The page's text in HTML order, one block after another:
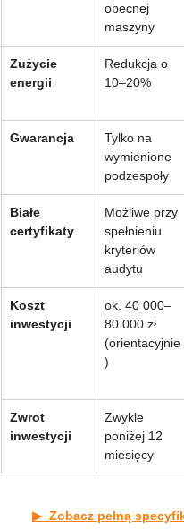
obecnej
maszyny
Zużycie
energii
Redukcja o
10–20%
Gwarancja
Tylko na
wymienione
podzespoły
Białe
certyfikaty
Możliwe przy
spełnieniu
kryteriów
audytu
Koszt
inwestycji
ok. 40 000–
80 000 zł
(orientacyjnie
)
Zwrot
inwestycji
Zwykle
poniżej 12
miesięcy
▶  Zobacz pełną